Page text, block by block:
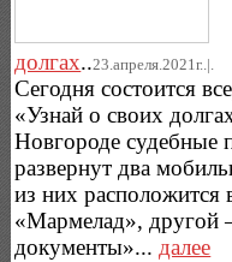
долгах..23.апреля.2021г..|.
Сегодня состоится
«Узнай о своих
Новгороде судебные
развернут два
из них
«Мармелад»,
документы»... далее